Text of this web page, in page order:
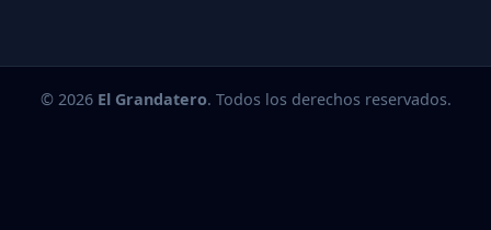
© 2026 El Grandatero. Todos los derechos reservados.